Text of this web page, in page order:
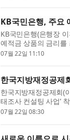
KB국민은행, 주요
KB국민은행(은행장
예적금 상품의 금리
22일부터, 정기적금은
07월 22일 11:10
한국지방재정공제
한국지방재정공제회(
태조사 컨설팅 사업’
향과 기관별 역할을
07월 22일 08:30